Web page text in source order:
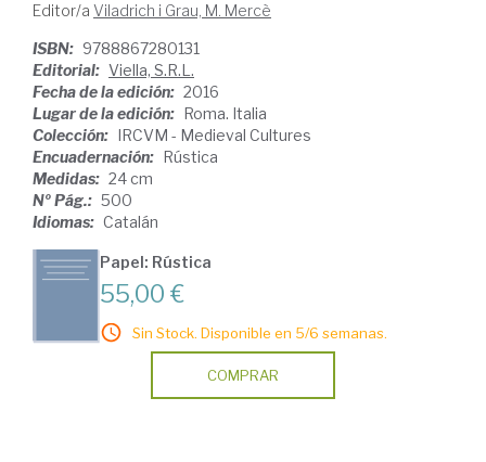
Editor/a Viladrich i Grau, M. Mercè
ISBN: 9788867280131
Editorial: Viella, S.R.L.
Fecha de la edición: 2016
Lugar de la edición: Roma. Italia
Colección: IRCVM - Medieval Cultures
Encuadernación: Rústica
Medidas: 24 cm
Nº Pág.: 500
Idiomas: Catalán
Papel: Rústica
55,00 €
Sin Stock. Disponible en 5/6 semanas.
COMPRAR